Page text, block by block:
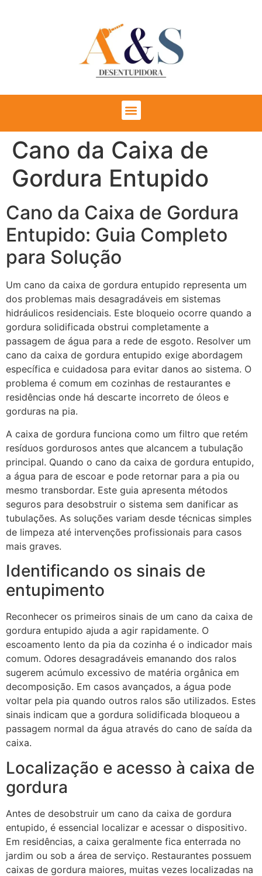
Cano da Caixa de
Gordura Entupido
Cano da Caixa de Gordura
Entupido: Guia Completo
para Solução
Um cano da caixa de gordura entupido representa um
dos problemas mais desagradáveis em sistemas
hidráulicos residenciais. Este bloqueio ocorre quando a
gordura solidificada obstrui completamente a
passagem de água para a rede de esgoto. Resolver um
cano da caixa de gordura entupido exige abordagem
específica e cuidadosa para evitar danos ao sistema. O
problema é comum em cozinhas de restaurantes e
residências onde há descarte incorreto de óleos e
gorduras na pia.
A caixa de gordura funciona como um filtro que retém
resíduos gordurosos antes que alcancem a tubulação
principal. Quando o cano da caixa de gordura entupido,
a água para de escoar e pode retornar para a pia ou
mesmo transbordar. Este guia apresenta métodos
seguros para desobstruir o sistema sem danificar as
tubulações. As soluções variam desde técnicas simples
de limpeza até intervenções profissionais para casos
mais graves.
Identificando os sinais de
entupimento
Reconhecer os primeiros sinais de um cano da caixa de
gordura entupido ajuda a agir rapidamente. O
escoamento lento da pia da cozinha é o indicador mais
comum. Odores desagradáveis emanando dos ralos
sugerem acúmulo excessivo de matéria orgânica em
decomposição. Em casos avançados, a água pode
voltar pela pia quando outros ralos são utilizados. Estes
sinais indicam que a gordura solidificada bloqueou a
passagem normal da água através do cano de saída da
caixa.
Localização e acesso à caixa de
gordura
Antes de desobstruir um cano da caixa de gordura
entupido, é essencial localizar e acessar o dispositivo.
Em residências, a caixa geralmente fica enterrada no
jardim ou sob a área de serviço. Restaurantes possuem
caixas de gordura maiores, muitas vezes localizadas na